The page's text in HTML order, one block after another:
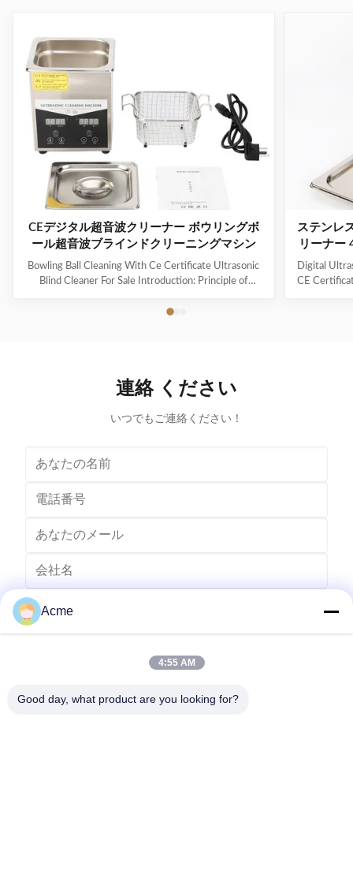
CEデジタル超音波クリーナー ボウリングボ
ール超音波ブラインドクリーニングマシン
Bowling Ball Cleaning With Ce Certificate Ultrasonic
Blind Cleaner For Sale Introduction: Principle of
from ultrasonic generator is transformed into high
tens of thousands of tiny bubbles with diameters of
50-500 microns
ステンレ
リーナー
Digital
CE
連絡 ください
いつでもご連絡ください！
送りなさい
Acme
4:55 AM
Good day, what product are you looking for?